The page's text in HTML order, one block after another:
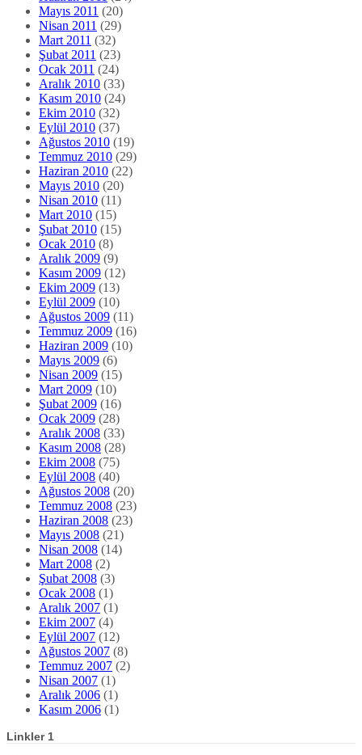
Mayıs 2011 (20)
Nisan 2011 (29)
Mart 2011 (32)
Şubat 2011 (23)
Ocak 2011 (24)
Aralık 2010 (33)
Kasım 2010 (24)
Ekim 2010 (32)
Eylül 2010 (37)
Ağustos 2010 (19)
Temmuz 2010 (29)
Haziran 2010 (22)
Mayıs 2010 (20)
Nisan 2010 (11)
Mart 2010 (15)
Şubat 2010 (15)
Ocak 2010 (8)
Aralık 2009 (9)
Kasım 2009 (12)
Ekim 2009 (13)
Eylül 2009 (10)
Ağustos 2009 (11)
Temmuz 2009 (16)
Haziran 2009 (10)
Mayıs 2009 (6)
Nisan 2009 (15)
Mart 2009 (10)
Şubat 2009 (16)
Ocak 2009 (28)
Aralık 2008 (33)
Kasım 2008 (28)
Ekim 2008 (75)
Eylül 2008 (40)
Ağustos 2008 (20)
Temmuz 2008 (23)
Haziran 2008 (23)
Mayıs 2008 (21)
Nisan 2008 (14)
Mart 2008 (2)
Şubat 2008 (3)
Ocak 2008 (1)
Aralık 2007 (1)
Ekim 2007 (4)
Eylül 2007 (12)
Ağustos 2007 (8)
Temmuz 2007 (2)
Nisan 2007 (1)
Aralık 2006 (1)
Kasım 2006 (1)
Linkler 1